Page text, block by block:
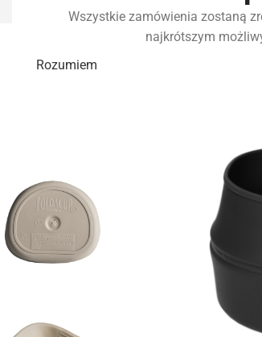
Wszystkie zamówienia zostaną
najkrótszym
Rozumiem